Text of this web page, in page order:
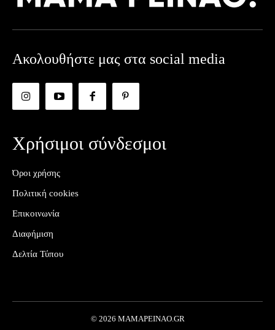
Ακολουθήστε μας στα social media
Χρήσιμοι σύνδεσμοι
Όροι χρήσης
Πολιτική cookies
Επικοινωνία
Διαφήμιση
Δελτία Τύπου
© 2026 MAMAPEINAO.GR